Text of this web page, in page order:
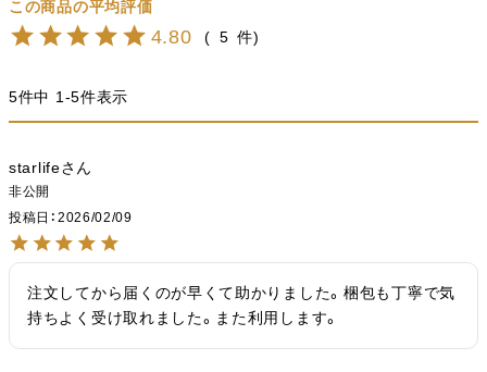
4.80 5
5件中 1-5件表示
starlife
非公開
投稿日
2026/02/09
注文してから届くのが早くて助かりました。梱包も丁寧で気
持ちよく受け取れました。また利用します。